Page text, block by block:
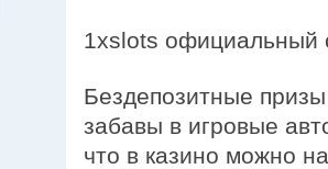
1xslots официальный
Бездепозитные
забавы в игровые
что в казино можно